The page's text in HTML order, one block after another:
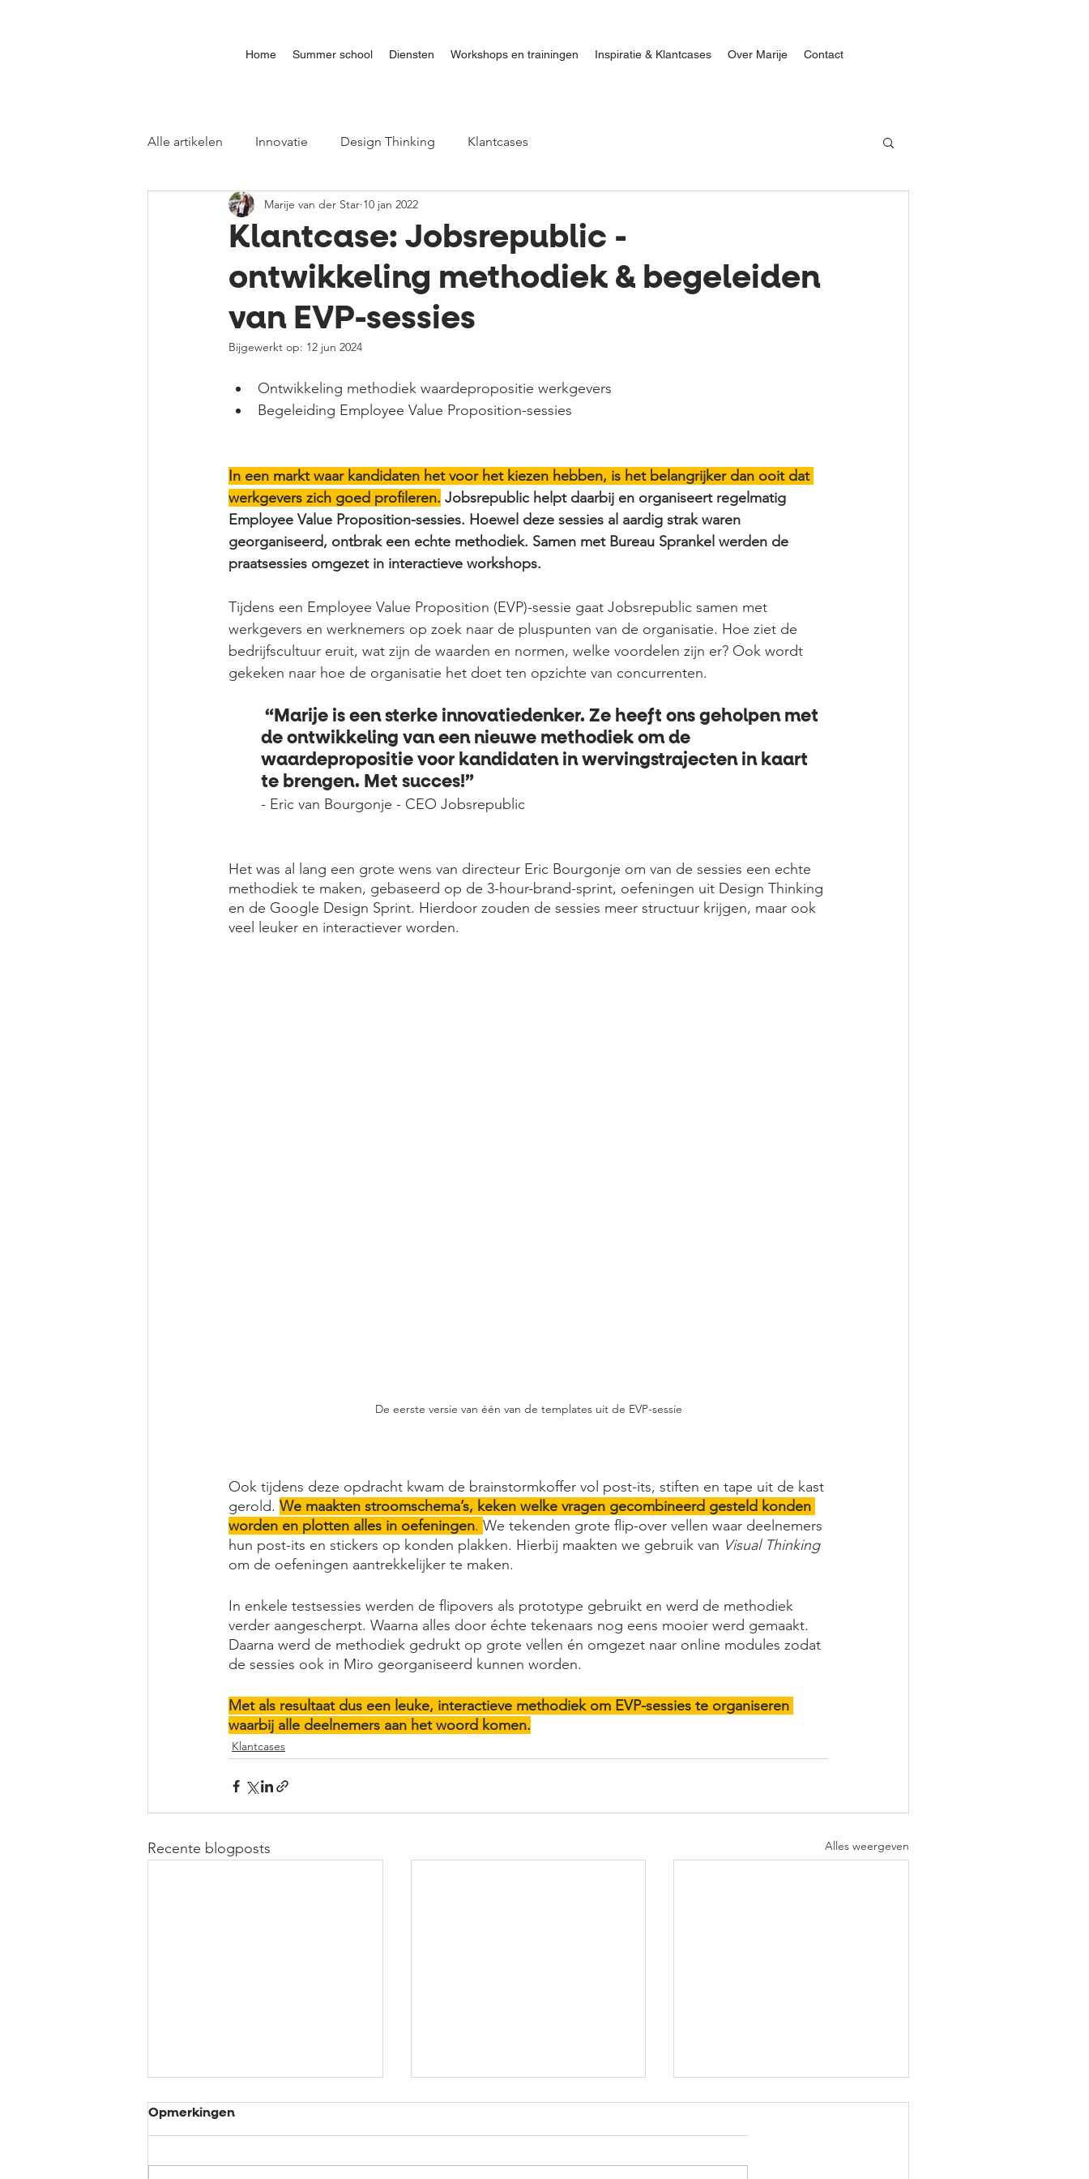
Home Summer school Diensten Workshops en trainingen Inspiratie & Klantcases Over Marije Contact
Alle artikelen Innovatie Design Thinking Klantcases
Klantcase: Jobsrepublic -
ontwikkeling methodiek & begeleiden
van EVP-sessies
Marije van der Star 10 jan 2022
Bijgewerkt op: 12 jun 2024
Ontwikkeling methodiek waardepropositie werkgevers
Begeleiding Employee Value Proposition-sessies
In een markt waar kandidaten het voor het kiezen hebben, is het belangrijker dan ooit dat
werkgevers zich goed profileren. Jobsrepublic helpt daarbij en organiseert regelmatig
Employee Value Proposition-sessies. Hoewel deze sessies al aardig strak waren
georganiseerd, ontbrak een echte methodiek. Samen met Bureau Sprankel werden de
praatsessies omgezet in interactieve workshops.
Tijdens een Employee Value Proposition (EVP)-sessie gaat Jobsrepublic samen met
werkgevers en werknemers op zoek naar de pluspunten van de organisatie. Hoe ziet de
bedrijfscultuur eruit, wat zijn de waarden en normen, welke voordelen zijn er? Ook wordt
gekeken naar hoe de organisatie het doet ten opzichte van concurrenten.
de ontwikkeling van een nieuwe methodiek om de
waardepropositie voor kandidaten in wervingstrajecten in kaart
te brengen. Met succes!”
- Eric van Bourgonje - CEO Jobsrepublic
Het was al lang een grote wens van directeur Eric Bourgonje om van de sessies een echte
methodiek te maken, gebaseerd op de 3-hour-brand-sprint, oefeningen uit Design Thinking
en de Google Design Sprint. Hierdoor zouden de sessies meer structuur krijgen, maar ook
veel leuker en interactiever worden.
De eerste versie van één van de templates uit de EVP-sessie
Ook tijdens deze opdracht kwam de brainstormkoffer vol post-its, stiften en tape uit de kast
gerold. We maakten stroomschema’s, keken welke vragen gecombineerd gesteld konden
worden en plotten alles in oefeningen. We tekenden grote flip-over vellen waar deelnemers
hun post-its en stickers op konden plakken. Hierbij maakten we gebruik van Visual Thinking
om de oefeningen aantrekkelijker te maken.
In enkele testsessies werden de flipovers als prototype gebruikt en werd de methodiek
verder aangescherpt. Waarna alles door échte tekenaars nog eens mooier werd gemaakt.
Daarna werd de methodiek gedrukt op grote vellen én omgezet naar online modules zodat
de sessies ook in Miro georganiseerd kunnen worden.
Met als resultaat dus een leuke, interactieve methodiek om EVP-sessies te organiseren
waarbij alle deelnemers aan het woord komen.
Klantcases
Recente blogposts Alles weergeven
Opmerkingen